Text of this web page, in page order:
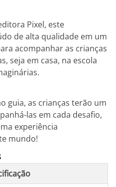
Pixel, este
de alta qualidade em um
acompanhar as crianças
seja em casa, na escola
guia, as crianças terão um
las em cada desafio,
experiência
mundo!